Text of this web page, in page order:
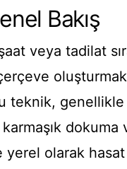
Bakış
veya tadilat
teknik,
yerel olarak